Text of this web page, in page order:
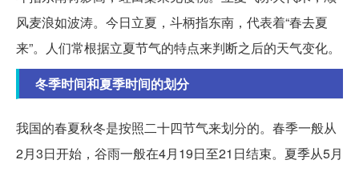
风麦浪如波涛。今日立夏，斗柄指东南，代表着“春去夏
来”。人们常根据立夏节气的特点来判断之后的天气变化。
冬季时间和夏季时间的划分
我国的春夏秋冬是按照二十四节气来划分的。春季一般从
2月3日开始，谷雨一般在4月19日至21日结束。夏季从5月